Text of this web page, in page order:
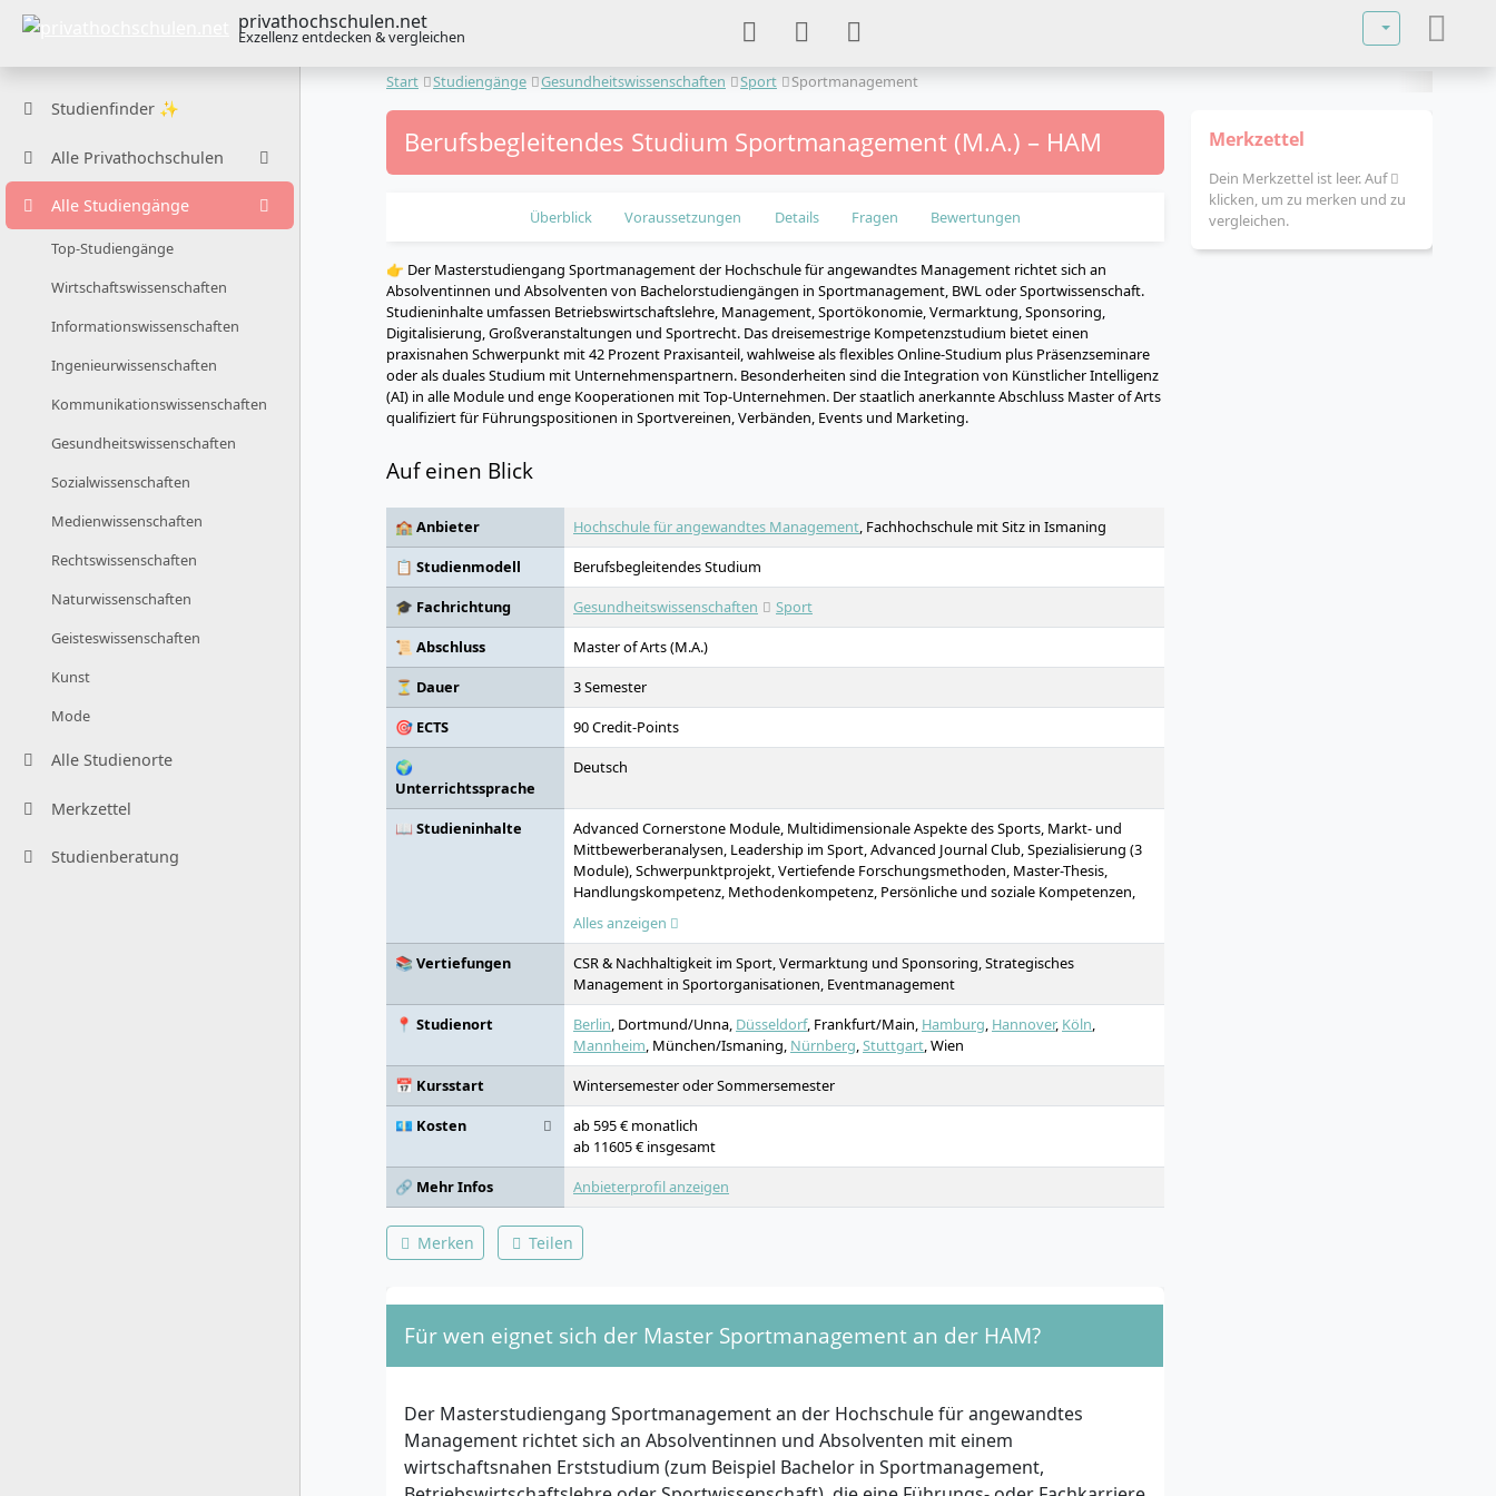
privathochschulen.net
Exzellenz entdecken & vergleichen
Sprache
Studienfinder ✨
Alle Privathochschulen
Alle Studiengänge
Top-Studiengänge
Wirtschaftswissenschaften
Informationswissenschaften
Ingenieurwissenschaften
Kommunikationswissenschaften
Gesundheitswissenschaften
Sozialwissenschaften
Medienwissenschaften
Rechtswissenschaften
Naturwissenschaften
Geisteswissenschaften
Kunst
Mode
Alle Studienorte
Merkzettel
Studienberatung
Start Studiengänge Gesundheitswissenschaften Sport Sportmanagement
Berufsbegleitendes Studium Sportmanagement (M.A.) – HAM
Überblick Voraussetzungen Details Fragen Bewertungen
👉 Der Masterstudiengang Sportmanagement der Hochschule für angewandtes Management richtet sich an
Absolventinnen und Absolventen von Bachelorstudiengängen in Sportmanagement, BWL oder Sportwissenschaft.
Studieninhalte umfassen Betriebswirtschaftslehre, Management, Sportökonomie, Vermarktung, Sponsoring,
Digitalisierung, Großveranstaltungen und Sportrecht. Das dreisemestrige Kompetenzstudium bietet einen
praxisnahen Schwerpunkt mit 42 Prozent Praxisanteil, wahlweise als flexibles Online-Studium plus Präsenzseminare
oder als duales Studium mit Unternehmenspartnern. Besonderheiten sind die Integration von Künstlicher Intelligenz
(AI) in alle Module und enge Kooperationen mit Top-Unternehmen. Der staatlich anerkannte Abschluss Master of Arts
qualifiziert für Führungspositionen in Sportvereinen, Verbänden, Events und Marketing.
Auf einen Blick
🏫 Anbieter Hochschule für angewandtes Management, Fachhochschule mit Sitz in Ismaning
📋 Studienmodell
Berufsbegleitendes Studium
🎓 Fachrichtung
Gesundheitswissenschaften
Sport
📜 Abschluss
Master of Arts (M.A.)
⏳ Dauer
3 Semester
🎯 ECTS
90 Credit-Points
🌍
Unterrichtssprache
Deutsch
📖 Studieninhalte
Advanced Cornerstone Module, Multidimensionale Aspekte des Sports, Markt- und
Mittbewerberanalysen, Leadership im Sport, Advanced Journal Club, Spezialisierung (3
Module), Schwerpunktprojekt, Vertiefende Forschungsmethoden, Master-Thesis,
Handlungskompetenz, Methodenkompetenz, Persönliche und soziale Kompetenzen,
Künstliche Intelligenz (KI), Future-Skills-Module
Alles anzeigen
📚 Vertiefungen
CSR & Nachhaltigkeit im Sport, Vermarktung und Sponsoring, Strategisches
Management in Sportorganisationen, Eventmanagement
📍 Studienort
Berlin, Dortmund/Unna, Düsseldorf, Frankfurt/Main, Hamburg, Hannover, Köln,
Mannheim, München/Ismaning, Nürnberg,Stuttgart, Wien
📅 Kursstart
Wintersemester oder Sommersemester
💶 Kosten
ab 595 € monatlich
ab 11605 € insgesamt
🔗 Mehr Infos
Anbieterprofil anzeigen
Merken Teilen
Für wen eignet sich der Master Sportmanagement an der HAM?
Der Masterstudiengang Sportmanagement an der Hochschule für angewandtes
Management richtet sich an Absolventinnen und Absolventen mit einem
wirtschaftsnahen Erststudium (zum Beispiel Bachelor in Sportmanagement,
Merkzettel
Dein Merkzettel ist leer. Auf
klicken, um zu merken und zu
vergleichen.